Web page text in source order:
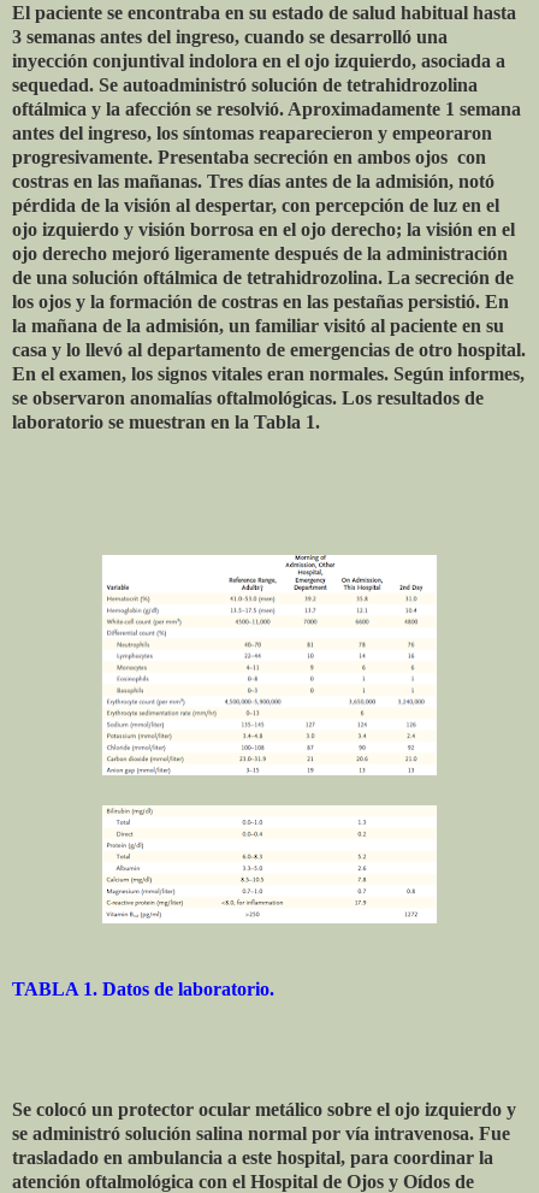
El paciente se encontraba en su estado de salud habitual hasta
3 semanas antes del ingreso, cuando se desarrolló una
inyección conjuntival indolora en el ojo izquierdo, asociada a
sequedad. Se autoadministró solución de tetrahidrozolina
oftálmica y la afección se resolvió. Aproximadamente 1 semana
antes del ingreso, los síntomas reaparecieron y empeoraron
progresivamente. Presentaba secreción en ambos ojos con
costras en las mañanas. Tres días antes de la admisión, notó
pérdida de la visión al despertar, con percepción de luz en el
ojo izquierdo y visión borrosa en el ojo derecho; la visión en el
ojo derecho mejoró ligeramente después de la administración
de una solución oftálmica de tetrahidrozolina. La secreción de
los ojos y la formación de costras en las pestañas persistió. En
la mañana de la admisión, un familiar visitó al paciente en su
casa y lo llevó al departamento de emergencias de otro hospital.
En el examen, los signos vitales eran normales. Según informes,
se observaron anomalías oftalmológicas. Los resultados de
laboratorio se muestran en la Tabla 1.
TABLA 1. Datos de laboratorio.
Se colocó un protector ocular metálico sobre el ojo izquierdo y
se administró solución salina normal por vía intravenosa. Fue
trasladado en ambulancia a este hospital, para coordinar la
atención oftalmológica con el Hospital de Ojos y Oídos de